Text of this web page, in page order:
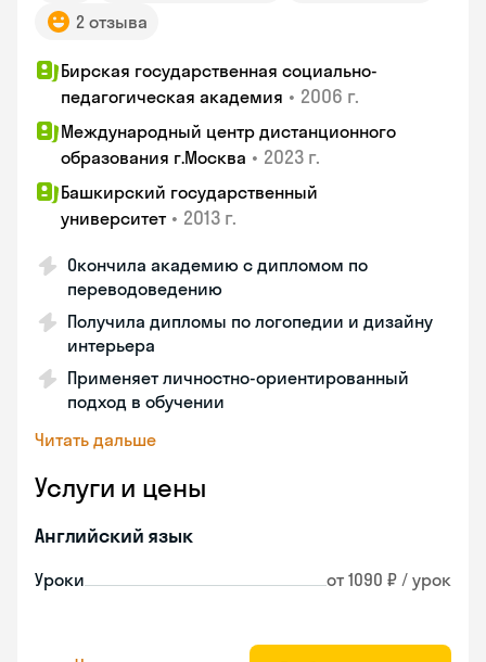
2 отзыва
Бирская государственная социально-
педагогическая академия • 2006 г.
Международный центр дистанционного
образования г.Москва • 2023 г.
Башкирский государственный
университет • 2013 г.
Окончила академию с дипломом по
переводоведению
Получила дипломы по логопедии и дизайну
интерьера
Применяет личностно-ориентированный
подход в обучении
Читать дальше
Услуги и цены
Английский язык
Уроки от 1090 ₽ / урок